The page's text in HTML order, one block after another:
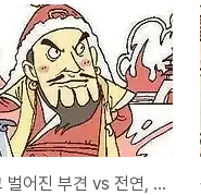
호뢰를 두고 벌어진 부견 vs 전연, 모용선비 모용수 [40화]